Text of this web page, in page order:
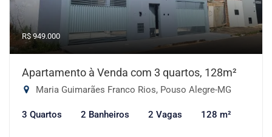
R$ 949.000
Apartamento à Venda com 3 quartos, 128m²
Maria Guimarães Franco Rios, Pouso Alegre-MG
3 Quartos 2 Banheiros 2 Vagas 128 m²